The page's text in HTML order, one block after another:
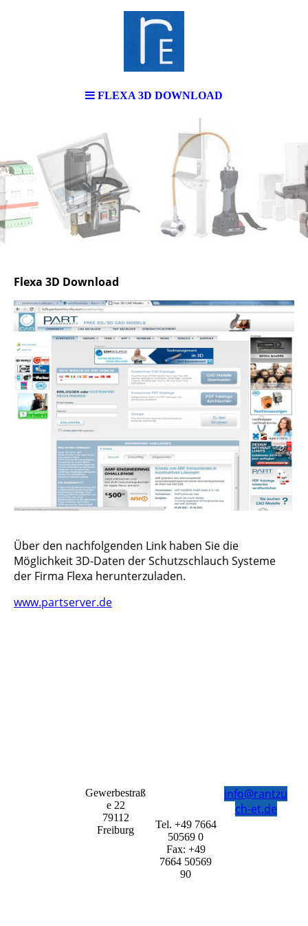
FLEXA 3D DOWNLOAD
Flexa 3D Download
Über den nachfolgenden Link haben Sie die
Möglichkeit 3D-Daten der Schutzschlauch Systeme
der Firma Flexa herunterzuladen.
www.partserver.de
Gewerbestraß
e 22
79112
Freiburg
Tel. +49 7664
50569 0
Fax: +49
7664 50569
90
info@rantzu
ch-et.de